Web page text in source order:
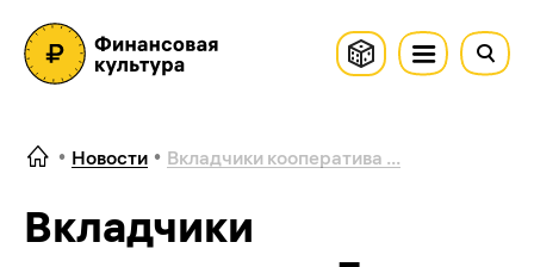
Новости Вкладчики кооператива ...
Вкладчики